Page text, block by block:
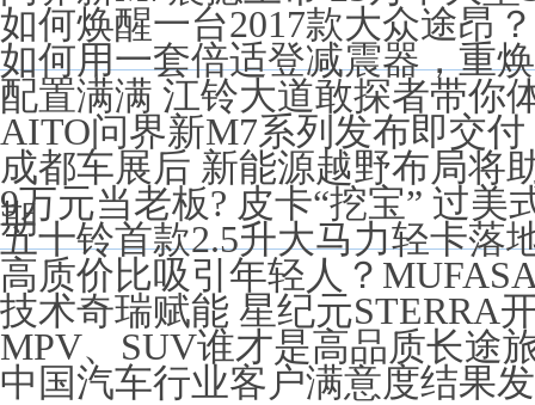
如何焕醒一台2017款大众途昂
如何用一套倍适登减震器，重
配置满满 江铃大道敢探者带你
AITO问界新M7系列发布即交付
成都车展后 新能源越野布局将
期
9万元当老板? 皮卡“挖宝” 过美
五十铃首款2.5升大马力轻卡落
高质价比吸引年轻人？
技术奇瑞赋能 星纪元STERRA
MPV、SUV谁才是高品质长途
中国汽车行业客户满意度结果